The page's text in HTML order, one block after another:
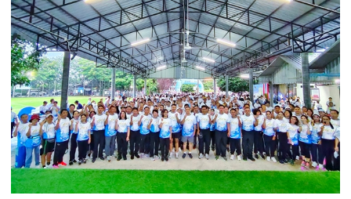
โรงเรียน
ญว.
ได้
ปิด
ประตู
ทั้งหมด